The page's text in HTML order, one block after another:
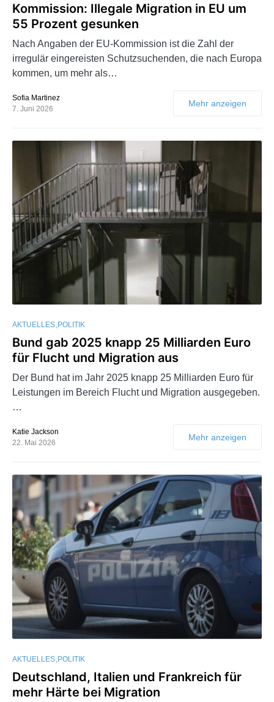
Kommission: Illegale Migration in EU um
55 Prozent gesunken
Nach Angaben der EU-Kommission ist die Zahl der
irregulär eingereisten Schutzsuchenden, die nach Europa
kommen, um mehr als…
Sofia Martinez
7. Juni 2026
Mehr anzeigen
AKTUELLES POLITIK
Bund gab 2025 knapp 25 Milliarden Euro
für Flucht und Migration aus
Der Bund hat im Jahr 2025 knapp 25 Milliarden Euro für
Leistungen im Bereich Flucht und Migration ausgegeben.
…
Katie Jackson
22. Mai 2026
Mehr anzeigen
AKTUELLES POLITIK
Deutschland, Italien und Frankreich für
mehr Härte bei Migration